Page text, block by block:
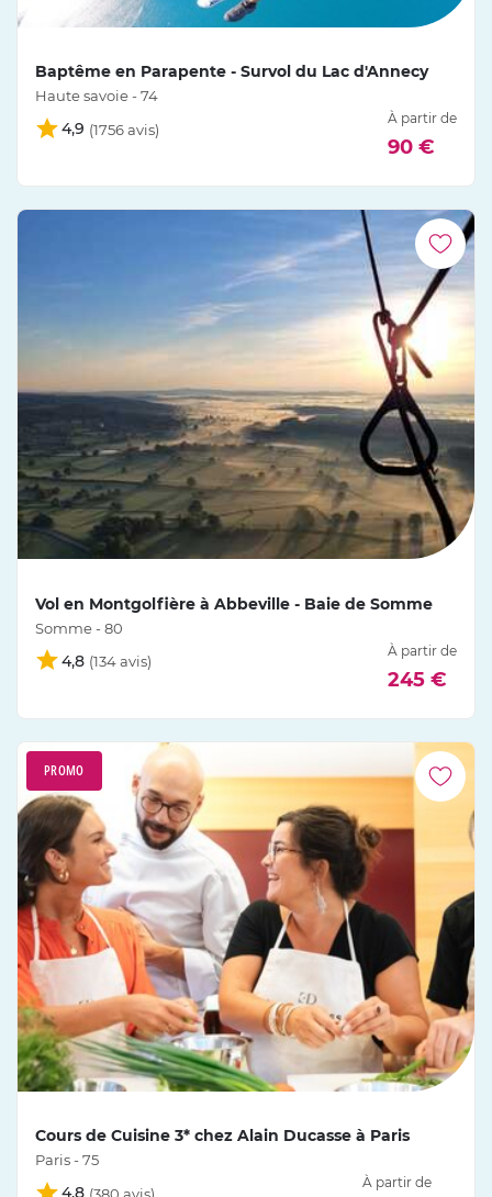
Baptême en Parapente - Survol du Lac d'Annecy
Haute savoie - 74
4,9
À partir de
90 €
Vol en Montgolfière à Abbeville - Baie de Somme
Somme - 80
4,8
À partir de
245 €
PROMO
Cours de Cuisine 3* chez Alain Ducasse à Paris
Paris - 75
4,8
À partir de